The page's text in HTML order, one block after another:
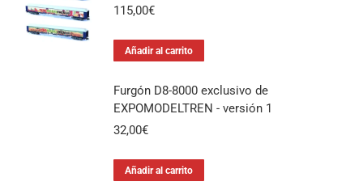
115,00€
Añadir al carrito
Furgón D8-8000 exclusivo de
EXPOMODELTREN - versión 1
32,00€
Añadir al carrito